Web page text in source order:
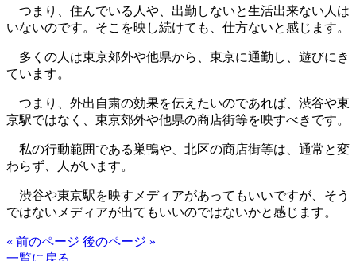
つまり、住んでいる人や、出勤しないと生活出来ない人は
いないのです。そこを映し続けても、仕方ないと感じます。
多くの人は東京郊外や他県から、東京に通勤し、遊びにき
ています。
つまり、外出自粛の効果を伝えたいのであれば、渋谷や東
京駅ではなく、東京郊外や他県の商店街等を映すべきです。
私の行動範囲である巣鴨や、北区の商店街等は、通常と変
わらず、人がいます。
渋谷や東京駅を映すメディアがあってもいいですが、そう
ではないメディアが出てもいいのではないかと感じます。
« 前のページ 後のページ »